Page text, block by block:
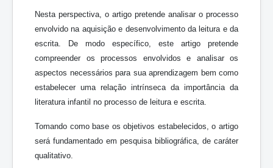
Nesta perspectiva, o artigo pretende analisar o processo
envolvido na aquisição e desenvolvimento da leitura e da
escrita. De modo específico, este artigo pretende
compreender os processos envolvidos e analisar os
aspectos necessários para sua aprendizagem bem como
estabelecer uma relação intrínseca da importância da
literatura infantil no processo de leitura e escrita.
Tomando como base os objetivos estabelecidos, o artigo
será fundamentado em pesquisa bibliográfica, de caráter
qualitativo.